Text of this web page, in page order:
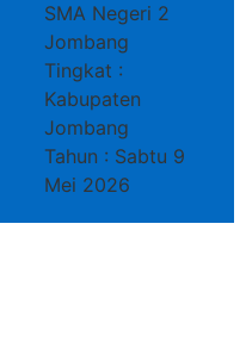
SMA Negeri 2
Jombang
Tingkat :
Kabupaten
Jombang
Tahun : Sabtu 9
Mei 2026